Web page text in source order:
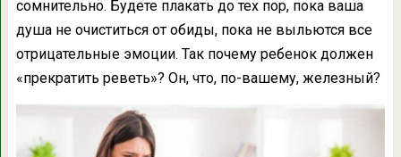
сомнительно. Будете плакать до тех пор, пока ваша
душа не очиститься от обиды, пока не выльются все
отрицательные эмоции. Так почему ребенок должен
«прекратить реветь»? Он, что, по-вашему, железный?